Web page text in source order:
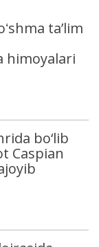
ta’lim
himoyalari
bo‘lib
Caspian